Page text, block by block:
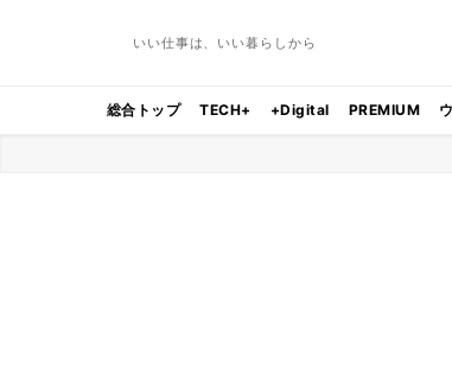
いい仕事は、いい暮らしから
総合トップ TECH+ +Digital PREMIUM